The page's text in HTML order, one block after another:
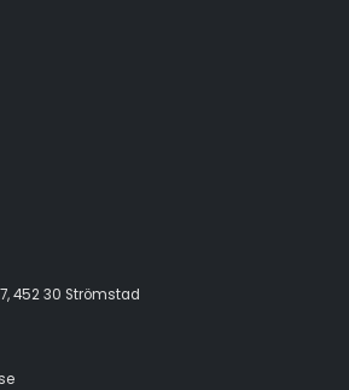
452 30 Strömstad